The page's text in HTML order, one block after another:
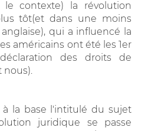
contexte) la révolution
tôt(et dans une moins
qui a influencé la
américains ont été les 1er
des droits de
nous).
la base l'intitulé du sujet
juridique se passe